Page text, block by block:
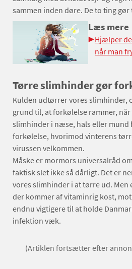
sammen inden døre. De to ting
Læs mere
Hjælper
når man
Tørre slimhinder gør
Kulden udtørrer vores slimhinder,
grund til, at forkølelse rammer,
slimhinder i næse, hals eller mund
forkølelse, hvorimod vinterens
virussen velkommen.
Måske er mormors universalråd
faktisk slet ikke så dårligt. Det er
vores slimhinder i at tørre ud. Men
der kommer af vitaminrig kost,
endnu vigtigere til at holde
infektion væk.
(Artiklen fortsætter efter